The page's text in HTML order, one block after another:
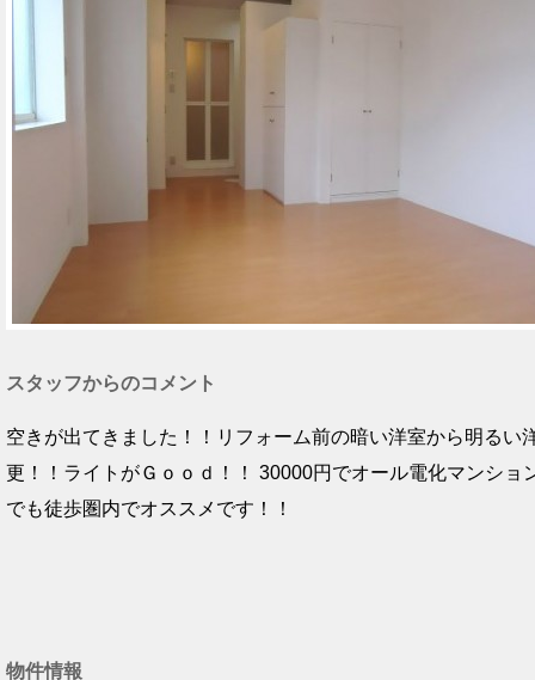
スタッフからのコメント
空きが出てきました！！リフォーム前の暗い洋室から明るい
更！！ライトがＧｏｏｄ！！ 30000円でオール電化マンショ
でも徒歩圏内でオススメです！！
物件情報